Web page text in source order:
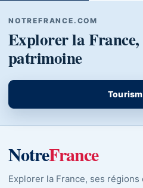
NOTREFRANCE.COM
Explorer la France,
patrimoine
NotreFrance
Explorer la France, ses